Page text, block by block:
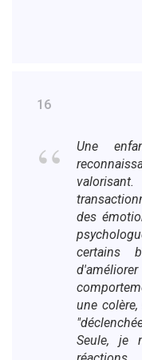
16
Une
des
certains
une
Seule, je